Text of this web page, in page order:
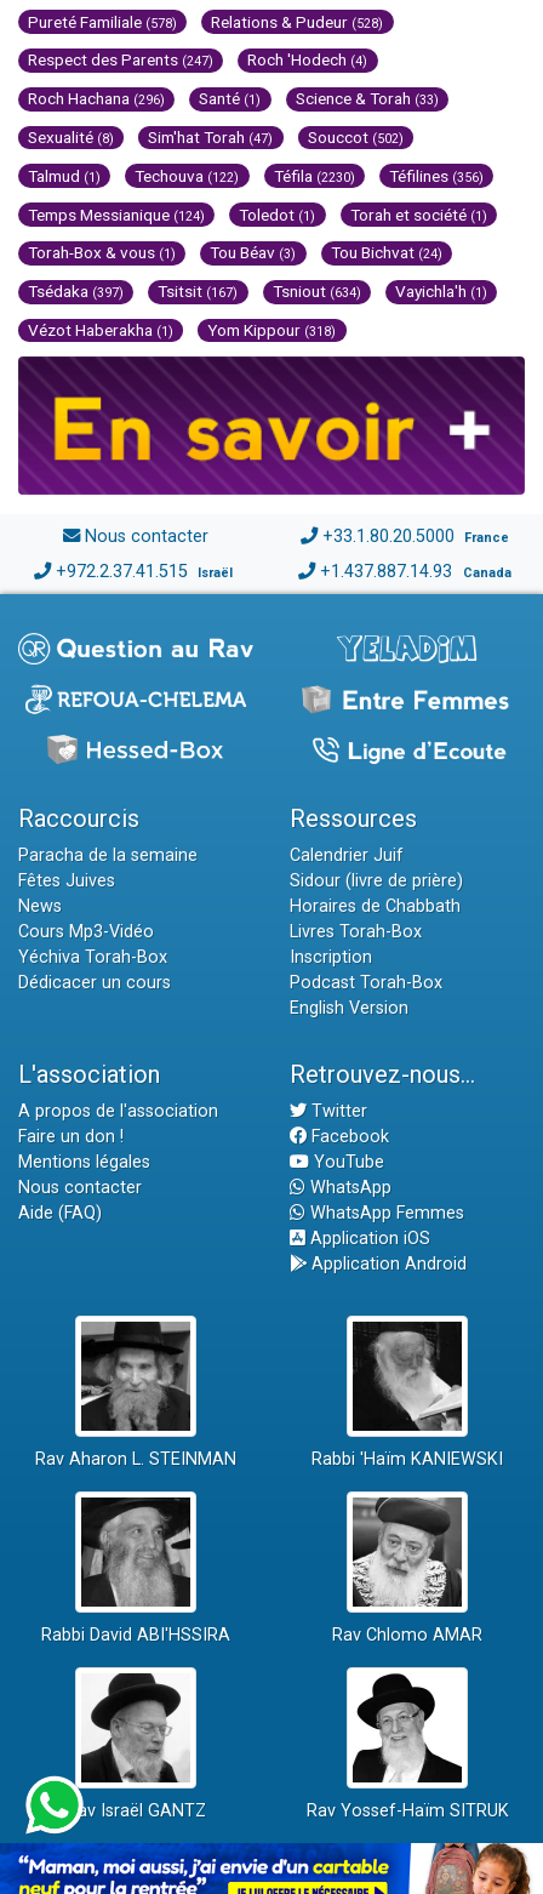
Pureté Familiale (578) Relations & Pudeur (528)
Respect des Parents (247) Roch 'Hodech (4)
Roch Hachana (296) Santé (1) Science & Torah (33)
Sexualité (8) Sim'hat Torah (47) Souccot (502)
Talmud (1) Techouva (122) Téfila (2230) Téfilines (356)
Temps Messianique (124) Toledot (1) Torah et société (1)
Torah-Box & vous (1) Tou Béav (3) Tou Bichvat (24)
Tsédaka (397) Tsitsit (167) Tsniout (634) Vayichla'h (1)
Vézot Haberakha (1) Yom Kippour (318)
Nous contacter +33.1.80.20.5000 France
+972.2.37.41.515 Israël +1.437.887.14.93 Canada
Raccourcis
Paracha de la semaine
Fêtes Juives
News
Cours Mp3-Vidéo
Yéchiva Torah-Box
Dédicacer un cours
Ressources
Calendrier Juif
Sidour (livre de prière)
Horaires de Chabbath
Livres Torah-Box
Inscription
Podcast Torah-Box
English Version
L'association
A propos de l'association
Faire un don !
Mentions légales
Nous contacter
Aide (FAQ)
Retrouvez-nous...
Twitter
Facebook
YouTube
WhatsApp
WhatsApp Femmes
Application iOS
Application Android
Rav Aharon L. STEINMAN Rabbi 'Haïm KANIEWSKI
Rabbi David ABI'HSSIRA Rav Chlomo AMAR
Rav Israël GANTZ Rav Yossef-Haïm SITRUK